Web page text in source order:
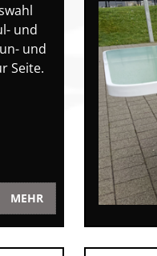
und
und
Seite.
MEHR